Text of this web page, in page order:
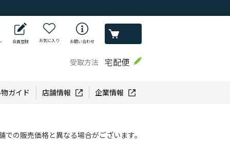
会員登録 お気に入り お問い合わせ
受取方法 宅配便
ガイド 店舗情報 企業情報
の販売価格と異なる場合がございます。